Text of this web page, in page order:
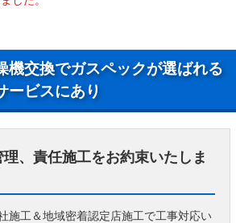
機交換でガスペックが選ばれる
ービスにあり
、責任施工をお約束いたしま
施工＆地域密着認定店施工で工事対応い